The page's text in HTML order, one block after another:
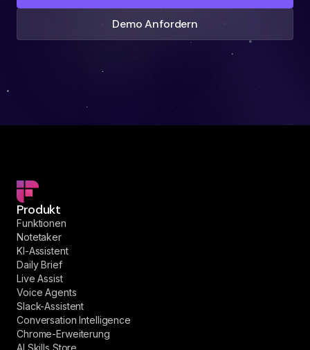
Demo Anfordern
Produkt
Funktionen
Notetaker
KI-Assistent
Daily Brief
Live Assist
Voice Agents
Slack-Assistent
Conversation Intelligence
Chrome-Erweiterung